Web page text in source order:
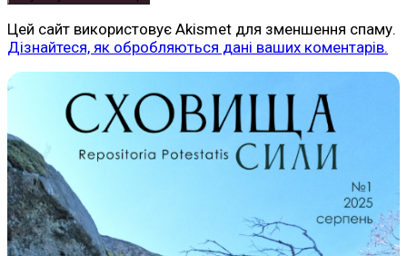
Цей сайт використовує Akismet для зменшення спаму.
Дізнайтеся, як обробляються дані ваших коментарів.